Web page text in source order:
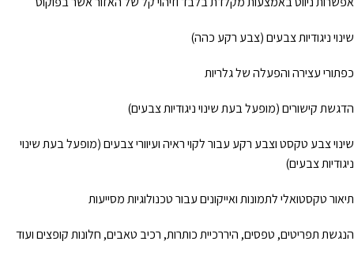
שינוי ניגודיות צבעים (צבע רקע כהה)
כפתורי עצירה והפעלה של גלריות
הדגשת קישורים (מופעל בעת שינוי ניגודיות צבעים)
שינוי צבע טקסט וצבע רקע עבור לקוי ראיה ועיוורי צבעים (מופעל בעת שינוי
ניגודיות צבעים)
תיאור טקסטואלי לתמונות ואייקונים עבור טכנולוגיות מסייעות
הנגשת תפריטים, טפסים, היררכיית כותרות, רכיב טאבים, חלונות קופצים ועוד